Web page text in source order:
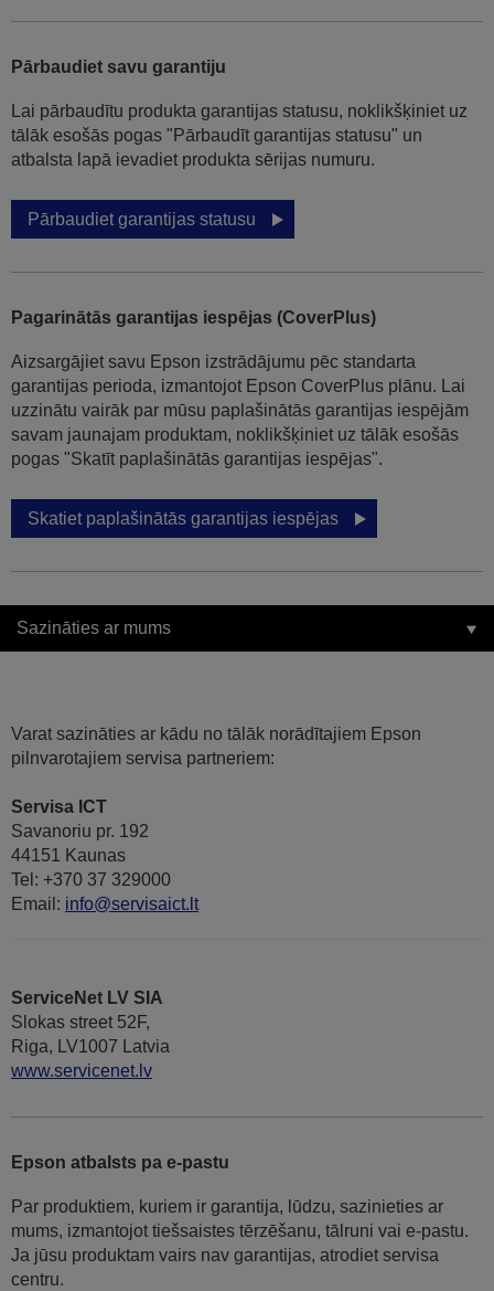
Pārbaudiet savu garantiju
Lai pārbaudītu produkta garantijas statusu, noklikšķiniet uz
tālāk esošās pogas "Pārbaudīt garantijas statusu" un
atbalsta lapā ievadiet produkta sērijas numuru.
Pārbaudiet garantijas statusu
Pagarinātās garantijas iespējas (CoverPlus)
Aizsargājiet savu Epson izstrādājumu pēc standarta
garantijas perioda, izmantojot Epson CoverPlus plānu. Lai
uzzinātu vairāk par mūsu paplašinātās garantijas iespējām
savam jaunajam produktam, noklikšķiniet uz tālāk esošās
pogas "Skatīt paplašinātās garantijas iespējas".
Skatiet paplašinātās garantijas iespējas
Sazināties ar mums
Varat sazināties ar kādu no tālāk norādītajiem Epson
pilnvarotajiem servisa partneriem:
Servisa ICT
Savanoriu pr. 192
44151 Kaunas
Tel: +370 37 329000
Email: info@servisaict.lt
ServiceNet LV SIA
Slokas street 52F,
Riga, LV1007 Latvia
www.servicenet.lv
Epson atbalsts pa e-pastu
Par produktiem, kuriem ir garantija, lūdzu, sazinieties ar
mums, izmantojot tiešsaistes tērzēšanu, tālruni vai e-pastu.
Ja jūsu produktam vairs nav garantijas, atrodiet servisa
centru.